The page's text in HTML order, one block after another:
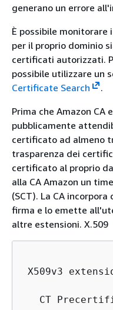
generano un errore
È possibile
per il proprio dominio
certificati autorizzati.
possibile utilizzare un
Certificate Search
.
Prima che Amazon
pubblicamente
certificato ad almeno
trasparenza dei
certificato al proprio
alla CA Amazon un
(SCT). La CA
firma e lo emette
altre estensioni. X.509
X509v3
CT